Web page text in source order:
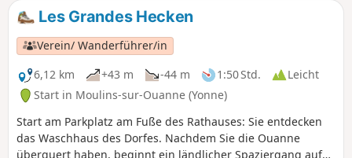
Les Grandes Hecken
Verein/ Wanderführer/in
6,12 km
+43 m -44 m 1:50 Std.
Leicht
Start in Moulins-sur-Ouanne (Yonne)
Start am Parkplatz am Fuße des Rathauses: Sie entdecken
das Waschhaus des Dorfes. Nachdem Sie die Ouanne
überquert haben, beginnt ein ländlicher Spaziergang auf